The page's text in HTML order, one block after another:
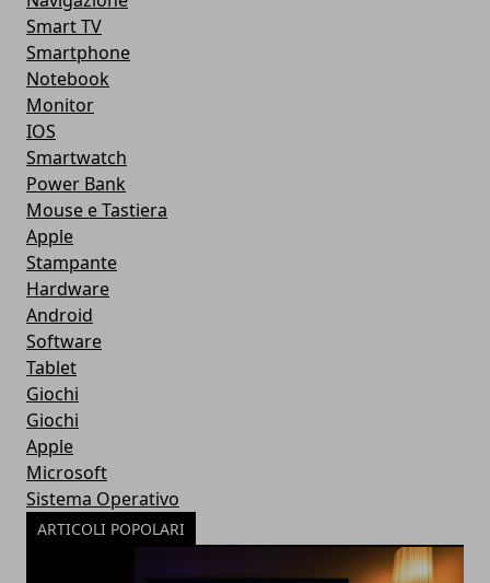
Smart TV
Smartphone
Notebook
Monitor
IOS
Smartwatch
Power Bank
Mouse e Tastiera
Apple
Stampante
Hardware
Android
Software
Tablet
Giochi
Giochi
Apple
Microsoft
Sistema Operativo
ARTICOLI POPOLARI